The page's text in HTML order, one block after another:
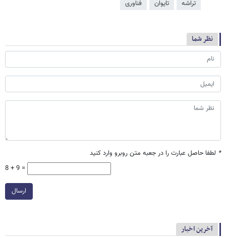
تراشه تایوان فناوری
نظر شما
* لطفا حاصل عبارت را در جعبه متن روبرو وارد کنید
8 + 9 =
ارسال
آخرین اخبار